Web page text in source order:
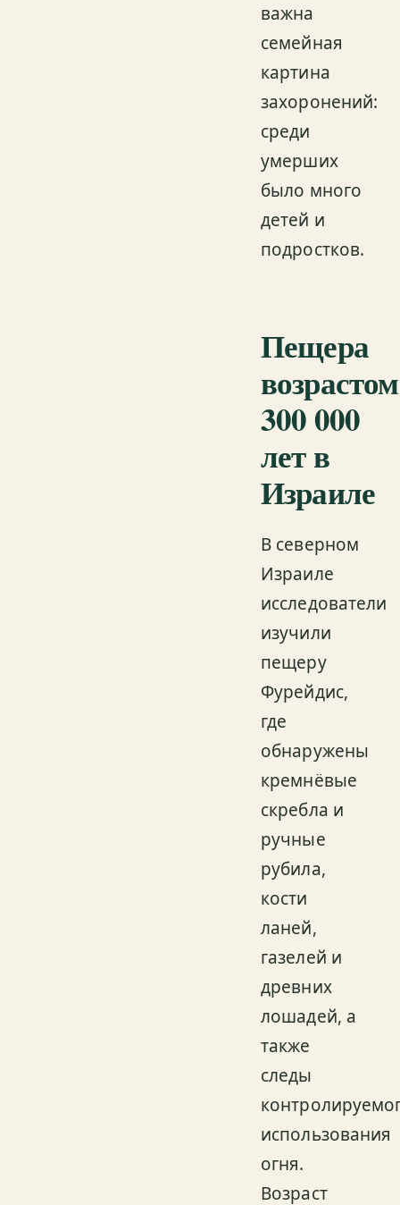
важна
семейная
картина
захоронений:
среди
умерших
было много
детей и
подростков.
Пещера
возрастом
300 000
лет в
Израиле
В северном
Израиле
исследователи
изучили
пещеру
Фурейдис,
где
обнаружены
кремнёвые
скребла и
ручные
рубила,
кости
ланей,
газелей и
древних
лошадей, а
также
следы
использования
огня.
Возраст